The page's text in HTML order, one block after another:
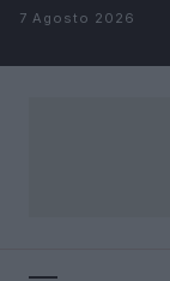
Salta al contenuto
7 Agosto 2026